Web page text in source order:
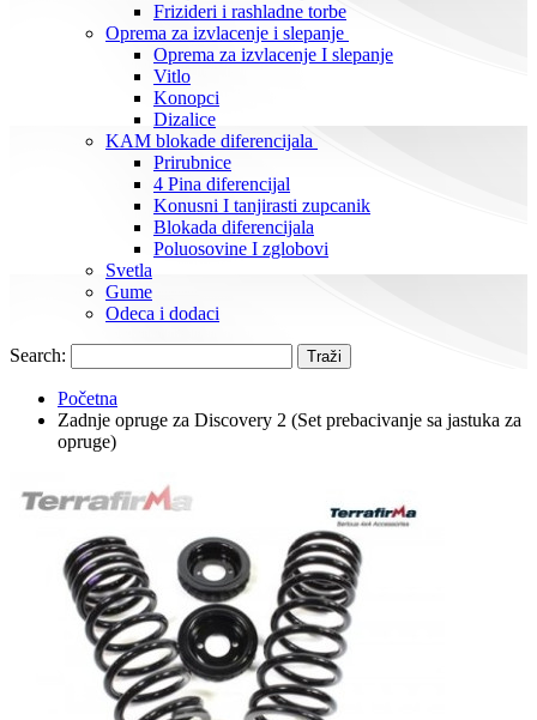
Frizideri i rashladne torbe
Oprema za izvlacenje i slepanje
Oprema za izvlacenje I slepanje
Vitlo
Konopci
Dizalice
KAM blokade diferencijala
Prirubnice
4 Pina diferencijal
Konusni I tanjirasti zupcanik
Blokada diferencijala
Poluosovine I zglobovi
Svetla
Gume
Odeca i dodaci
Search: Traži
Početna
Zadnje opruge za Discovery 2 (Set prebacivanje sa jastuka za
opruge)